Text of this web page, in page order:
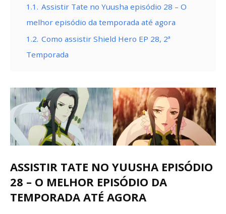
1.1. Assistir Tate no Yuusha episódio 28 – O
melhor episódio da temporada até agora
1.2. Como assistir Shield Hero EP 28, 2ª
Temporada
ASSISTIR TATE NO YUUSHA EPISÓDIO
28 – O MELHOR EPISÓDIO DA
TEMPORADA ATÉ AGORA